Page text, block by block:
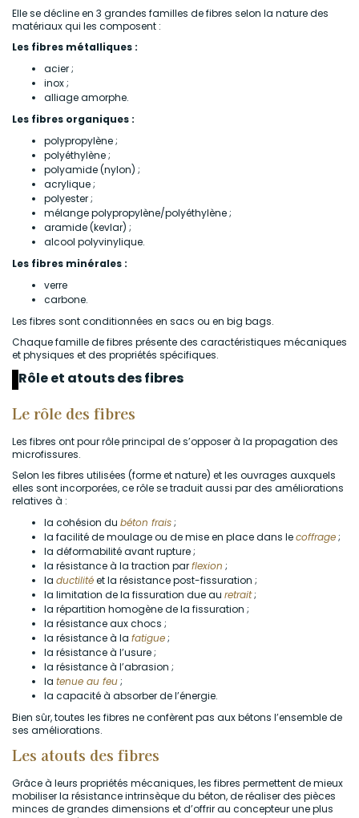
Elle se décline en 3 grandes familles de fibres selon la nature des
matériaux qui les composent :
Les fibres métalliques :
acier ;
inox ;
alliage amorphe.
Les fibres organiques :
polypropylène ;
polyéthylène ;
polyamide (nylon) ;
acrylique ;
polyester ;
mélange polypropylène/polyéthylène ;
aramide (kevlar) ;
alcool polyvinylique.
Les fibres minérales :
verre
carbone.
Les fibres sont conditionnées en sacs ou en big bags.
Chaque famille de fibres présente des caractéristiques mécaniques
et physiques et des propriétés spécifiques.
Rôle et atouts des fibres
Le rôle des fibres
Les fibres ont pour rôle principal de s’opposer à la propagation des
microfissures.
Selon les fibres utilisées (forme et nature) et les ouvrages auxquels
elles sont incorporées, ce rôle se traduit aussi par des améliorations
relatives à :
la cohésion du béton frais;
la facilité de moulage ou de mise en place dans lecoffrage;
la déformabilité avant rupture ;
la résistance à la traction parflexion ;
la ductilitéet la résistance post-fissuration ;
la limitation de la fissuration due au retrait;
la répartition homogène de la fissuration ;
la résistance aux chocs ;
la résistance à la fatigue;
la résistance à l’usure ;
la résistance à l’abrasion ;
la tenue au feu;
la capacité à absorber de l’énergie.
Bien sûr, toutes les fibres ne confèrent pas aux bétons l’ensemble de
ses améliorations.
Les atouts des fibres
Grâce à leurs propriétés mécaniques, les fibres permettent de mieux
mobiliser la résistance intrinsèque du béton, de réaliser des pièces
minces de grandes dimensions et d’offrir au concepteur une plus